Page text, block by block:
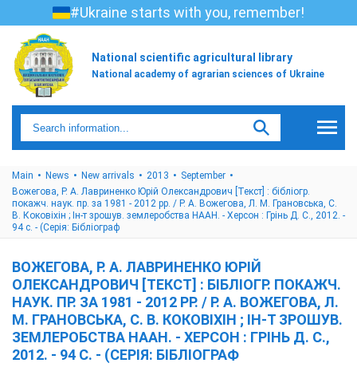
#Ukraine starts with you, remember!
National scientific agricultural library
National academy of agrarian sciences of Ukraine
Main News New arrivals 2013
September
Вожегова, Р. А. Лавриненко Юрій Олександрович [Текст] : бібліогр.
покажч. наук. пр. за 1981 - 2012 рр. / Р. А. Вожегова, Л. М. Грановська, С.
В. Коковіхін ; Ін-т зрошув. землеробства НААН. - Херсон : Грінь Д. С., 2012. -
94 с. - (Серія: Бібліограф
ВОЖЕГОВА, Р. А. ЛАВРИНЕНКО ЮРІЙ
ОЛЕКСАНДРОВИЧ [ТЕКСТ] : БІБЛІОГР. ПОКАЖЧ.
НАУК. ПР. ЗА 1981 - 2012 РР. / Р. А. ВОЖЕГОВА, Л.
М. ГРАНОВСЬКА, С. В. КОКОВІХІН ; ІН-Т ЗРОШУВ.
ЗЕМЛЕРОБСТВА НААН. - ХЕРСОН : ГРІНЬ Д. С.,
2012. - 94 С. - (СЕРІЯ: БІБЛІОГРАФ